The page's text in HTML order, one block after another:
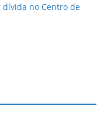
dívida no Centro de